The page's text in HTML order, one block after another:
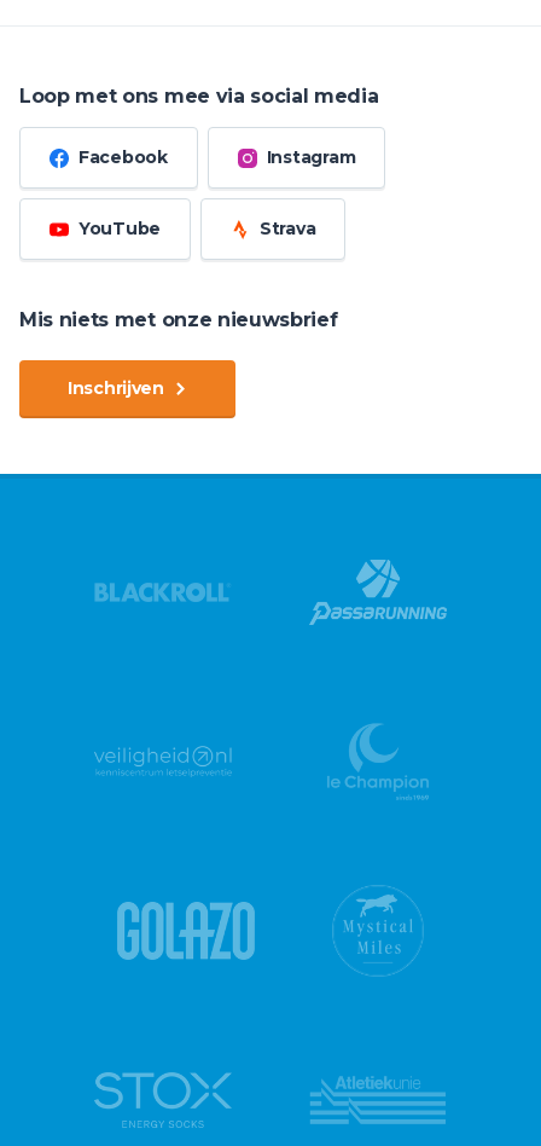
Loop met ons mee via social media
Facebook Instagram
YouTube Strava
Mis niets met onze nieuwsbrief
Inschrijven